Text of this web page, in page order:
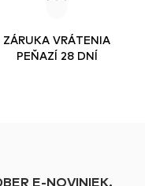
ZÁRUKA VRÁTENIA
PEŇAZÍ 28 DNÍ
E-NOVINIEK.